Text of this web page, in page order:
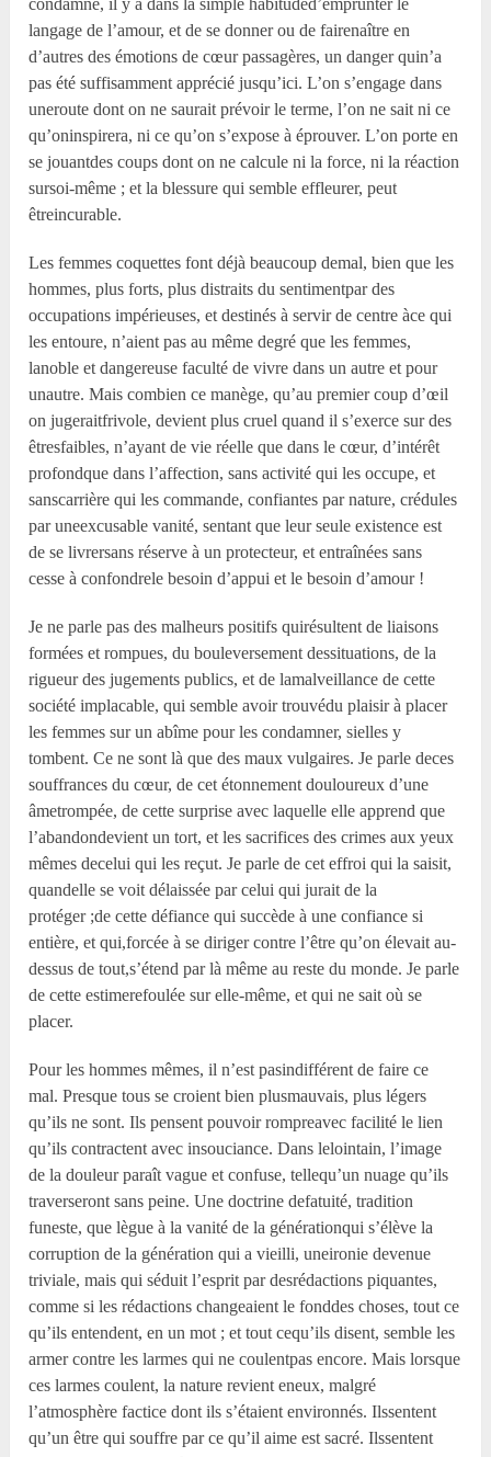
condamne, il y a dans la simple habituded’emprunter le
langage de l’amour, et de se donner ou de fairenaître en
d’autres des émotions de cœur passagères, un danger quin’a
pas été suffisamment apprécié jusqu’ici. L’on s’engage dans
uneroute dont on ne saurait prévoir le terme, l’on ne sait ni ce
qu’oninspirera, ni ce qu’on s’expose à éprouver. L’on porte en
se jouantdes coups dont on ne calcule ni la force, ni la réaction
sursoi-même ; et la blessure qui semble effleurer, peut
êtreincurable.
Les femmes coquettes font déjà beaucoup demal, bien que les
hommes, plus forts, plus distraits du sentimentpar des
occupations impérieuses, et destinés à servir de centre àce qui
les entoure, n’aient pas au même degré que les femmes,
lanoble et dangereuse faculté de vivre dans un autre et pour
unautre. Mais combien ce manège, qu’au premier coup d’œil
on jugeraitfrivole, devient plus cruel quand il s’exerce sur des
êtresfaibles, n’ayant de vie réelle que dans le cœur, d’intérêt
profondque dans l’affection, sans activité qui les occupe, et
sanscarrière qui les commande, confiantes par nature, crédules
par uneexcusable vanité, sentant que leur seule existence est
de se livrersans réserve à un protecteur, et entraînées sans
cesse à confondrele besoin d’appui et le besoin d’amour !
Je ne parle pas des malheurs positifs quirésultent de liaisons
formées et rompues, du bouleversement dessituations, de la
rigueur des jugements publics, et de lamalveillance de cette
société implacable, qui semble avoir trouvédu plaisir à placer
les femmes sur un abîme pour les condamner, sielles y
tombent. Ce ne sont là que des maux vulgaires. Je parle deces
souffrances du cœur, de cet étonnement douloureux d’une
âmetrompée, de cette surprise avec laquelle elle apprend que
l’abandondevient un tort, et les sacrifices des crimes aux yeux
mêmes decelui qui les reçut. Je parle de cet effroi qui la saisit,
quandelle se voit délaissée par celui qui jurait de la
protéger ;de cette défiance qui succède à une confiance si
entière, et qui,forcée à se diriger contre l’être qu’on élevait au-
dessus de tout,s’étend par là même au reste du monde. Je parle
de cette estimerefoulée sur elle-même, et qui ne sait où se
placer.
Pour les hommes mêmes, il n’est pasindifférent de faire ce
mal. Presque tous se croient bien plusmauvais, plus légers
qu’ils ne sont. Ils pensent pouvoir rompreavec facilité le lien
qu’ils contractent avec insouciance. Dans lelointain, l’image
de la douleur paraît vague et confuse, tellequ’un nuage qu’ils
traverseront sans peine. Une doctrine defatuité, tradition
funeste, que lègue à la vanité de la générationqui s’élève la
corruption de la génération qui a vieilli, uneironie devenue
triviale, mais qui séduit l’esprit par desrédactions piquantes,
comme si les rédactions changeaient le fonddes choses, tout ce
qu’ils entendent, en un mot ; et tout cequ’ils disent, semble les
armer contre les larmes qui ne coulentpas encore. Mais lorsque
ces larmes coulent, la nature revient eneux, malgré
l’atmosphère factice dont ils s’étaient environnés. Ilssentent
qu’un être qui souffre par ce qu’il aime est sacré. Ilssentent